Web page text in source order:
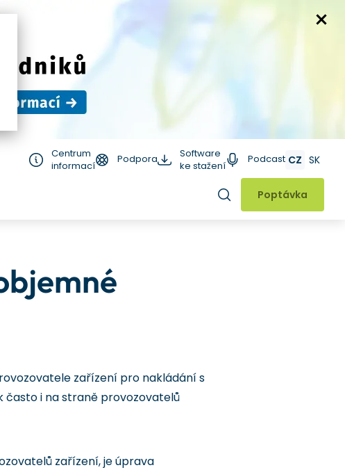
Centrum
informací
Podpora
Software
ke stažení
Podcast CZ SK
Hledat
Poptávka
zařízení pro nakládání s
často i na straně provozovatelů
zařízení, je úprava